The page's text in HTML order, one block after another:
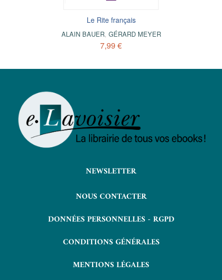
Le Rite français
ALAIN BAUER, GÉRARD MEYER
7,99 €
NEWSLETTER
NOUS CONTACTER
DONNÉES PERSONNELLES - RGPD
CONDITIONS GÉNÉRALES
MENTIONS LÉGALES